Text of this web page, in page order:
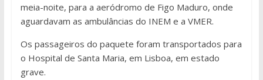
meia-noite, para a aeródromo de Figo Maduro, onde
aguardavam as ambulâncias do INEM e a VMER.
Os passageiros do paquete foram transportados para
o Hospital de Santa Maria, em Lisboa, em estado
grave.